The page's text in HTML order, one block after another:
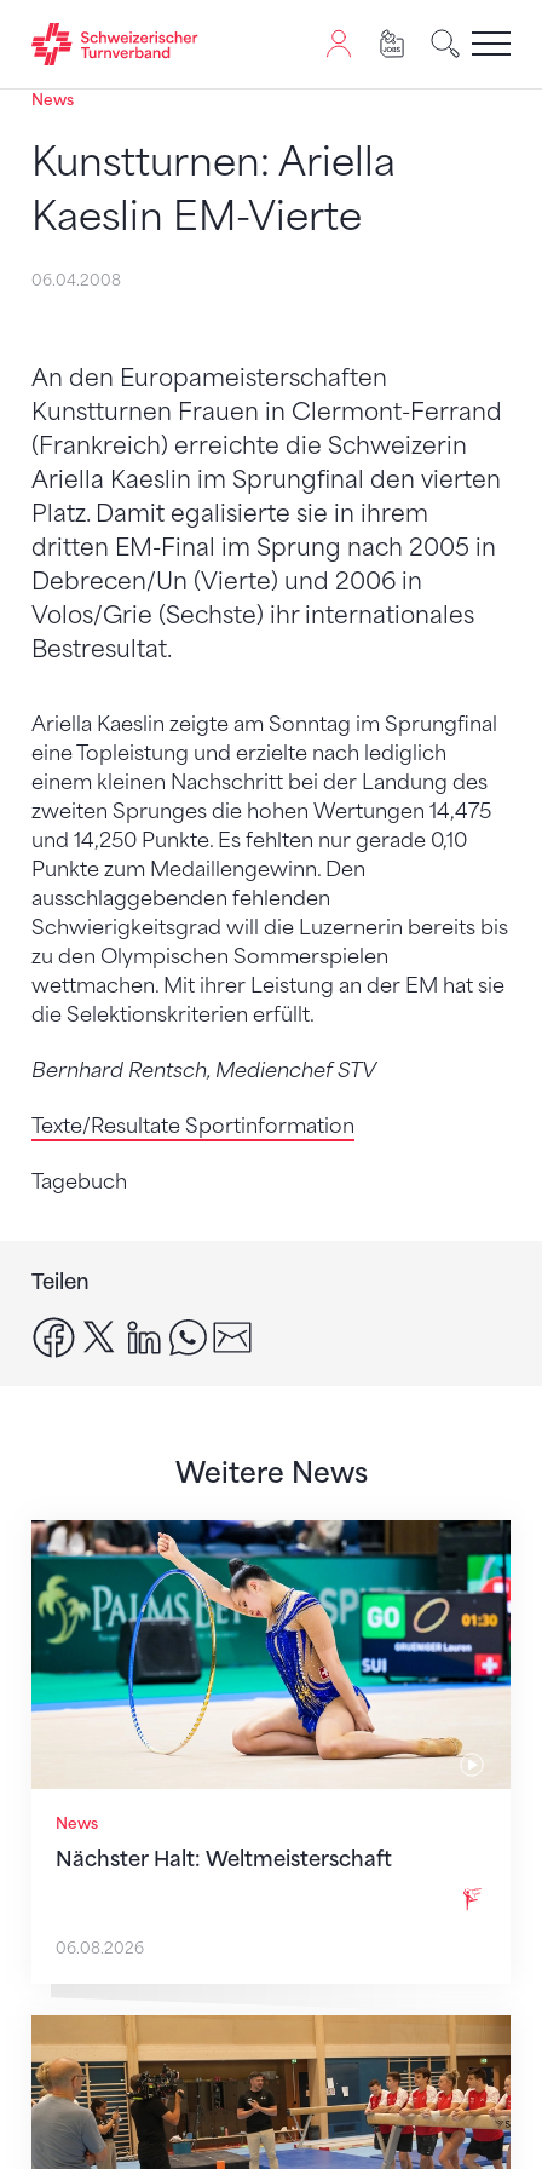
Zum Inhalt springen
Zur Sitemap navigieren
Zum Navigieren dieser Seite wird JavaScript benötigt.
News
Kunstturnen: Ariella
Kaeslin EM-Vierte
06.04.2008
An den Europameisterschaften
Kunstturnen Frauen in Clermont-Ferrand
(Frankreich) erreichte die Schweizerin
Ariella Kaeslin im Sprungfinal den vierten
Platz. Damit egalisierte sie in ihrem
dritten EM-Final im Sprung nach 2005 in
Debrecen/Un (Vierte) und 2006 in
Volos/Grie (Sechste) ihr internationales
Bestresultat.
Ariella Kaeslin zeigte am Sonntag im Sprungfinal
eine Topleistung und erzielte nach lediglich
einem kleinen Nachschritt bei der Landung des
zweiten Sprunges die hohen Wertungen 14,475
und 14,250 Punkte. Es fehlten nur gerade 0,10
Punkte zum Medaillengewinn. Den
ausschlaggebenden fehlenden
Schwierigkeitsgrad will die Luzernerin bereits bis
zu den Olympischen Sommerspielen
wettmachen. Mit ihrer Leistung an der EM hat sie
die Selektionskriterien erfüllt.
Bernhard Rentsch, Medienchef STV
Texte/Resultate Sportinformation
Tagebuch
Teilen
facebook
x linkedinwhatsapp
Weitere News
News
Nächster Halt: Weltmeisterschaft
Nächster Halt: Weltmeisterschaft
06.08.2026
Mit klaren Zielen nach Zagreb